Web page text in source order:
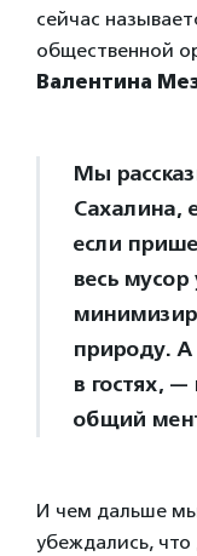
сейчас
общественной
Валентина
Мы
Сахалина,
если
весь мусор
природу.
в гостях, —
общий
И чем дальше
убеждались,